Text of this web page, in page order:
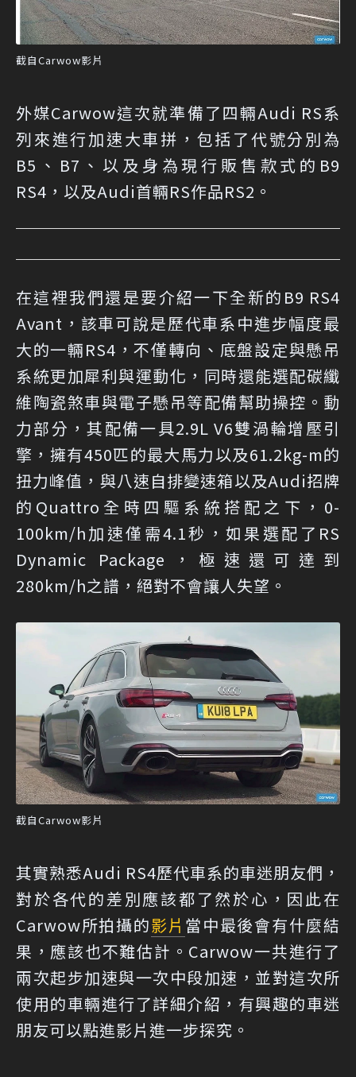
截自Carwow影片
外媒Carwow這次就準備了四輛Audi RS系
列來進行加速大車拼，包括了代號分別為
B5、B7、以及身為現行販售款式的B9
RS4，以及Audi首輛RS作品RS2。
在這裡我們還是要介紹一下全新的B9 RS4
Avant，該車可說是歷代車系中進步幅度最
大的一輛RS4，不僅轉向、底盤設定與懸吊
系統更加犀利與運動化，同時還能選配碳纖
維陶瓷煞車與電子懸吊等配備幫助操控。動
力部分，其配備一具2.9L V6雙渦輪增壓引
擎，擁有450匹的最大馬力以及61.2kg-m的
扭力峰值，與八速自排變速箱以及Audi招牌
的Quattro全時四驅系統搭配之下，0-
100km/h加速僅需4.1秒，如果選配了RS
Dynamic Package，極速還可達到
280km/h之譜，絕對不會讓人失望。
截自Carwow影片
其實熟悉Audi RS4歷代車系的車迷朋友們，
對於各代的差別應該都了然於心，因此在
Carwow所拍攝的影片 當中最後會有什麼結
果，應該也不難估計。Carwow一共進行了
兩次起步加速與一次中段加速，並對這次所
使用的車輛進行了詳細介紹，有興趣的車迷
朋友可以點進影片進一步探究。